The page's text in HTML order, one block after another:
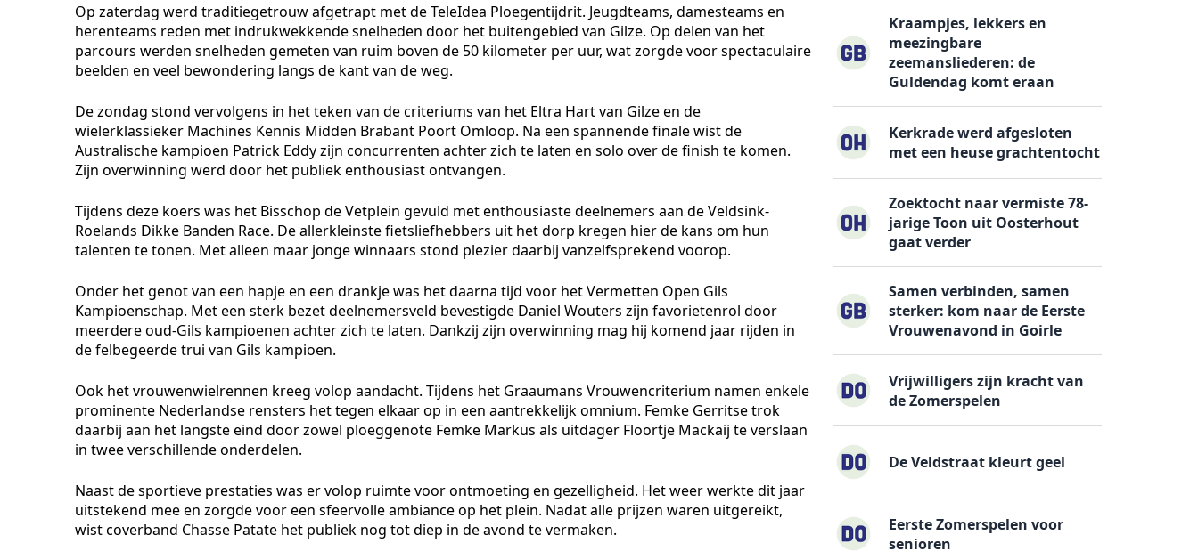
Op zaterdag werd traditiegetrouw afgetrapt met de TeleIdea Ploegentijdrit. Jeugdteams, damesteams en
herenteams reden met indrukwekkende snelheden door het buitengebied van Gilze. Op delen van het
parcours werden snelheden gemeten van ruim boven de 50 kilometer per uur, wat zorgde voor spectaculaire
beelden en veel bewondering langs de kant van de weg.
De zondag stond vervolgens in het teken van de criteriums van het Eltra Hart van Gilze en de
wielerklassieker Machines Kennis Midden Brabant Poort Omloop. Na een spannende finale wist de
Australische kampioen Patrick Eddy zijn concurrenten achter zich te laten en solo over de finish te komen.
Zijn overwinning werd door het publiek enthousiast ontvangen.
Tijdens deze koers was het Bisschop de Vetplein gevuld met enthousiaste deelnemers aan de Veldsink-
Roelands Dikke Banden Race. De allerkleinste fietsliefhebbers uit het dorp kregen hier de kans om hun
talenten te tonen. Met alleen maar jonge winnaars stond plezier daarbij vanzelfsprekend voorop.
Onder het genot van een hapje en een drankje was het daarna tijd voor het Vermetten Open Gils
Kampioenschap. Met een sterk bezet deelnemersveld bevestigde Daniel Wouters zijn favorietenrol door
meerdere oud-Gils kampioenen achter zich te laten. Dankzij zijn overwinning mag hij komend jaar rijden in
de felbegeerde trui van Gils kampioen.
Ook het vrouwenwielrennen kreeg volop aandacht. Tijdens het Graaumans Vrouwencriterium namen enkele
prominente Nederlandse rensters het tegen elkaar op in een aantrekkelijk omnium. Femke Gerritse trok
daarbij aan het langste eind door zowel ploeggenote Femke Markus als uitdager Floortje Mackaij te verslaan
in twee verschillende onderdelen.
Naast de sportieve prestaties was er volop ruimte voor ontmoeting en gezelligheid. Het weer werkte dit jaar
uitstekend mee en zorgde voor een sfeervolle ambiance op het plein. Nadat alle prijzen waren uitgereikt,
wist coverband Chasse Patate het publiek nog tot diep in de avond te vermaken.
Kraampjes, lekkers en
meezingbare
zeemansliederen: de
Guldendag komt eraan
Kerkrade werd afgesloten
met een heuse grachtentocht
Zoektocht naar vermiste 78-
jarige Toon uit Oosterhout
gaat verder
Samen verbinden, samen
sterker: kom naar de Eerste
Vrouwenavond in Goirle
Vrijwilligers zijn kracht van
de Zomerspelen
De Veldstraat kleurt geel
Eerste Zomerspelen voor
senioren